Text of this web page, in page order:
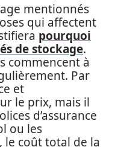
mentionnés
qui affectent
pourquoi
de stockage.
commencent à
Par
et
le prix, mais il
d’assurance
ou les
le coût total de la